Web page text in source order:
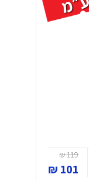
119 ₪
101 ₪